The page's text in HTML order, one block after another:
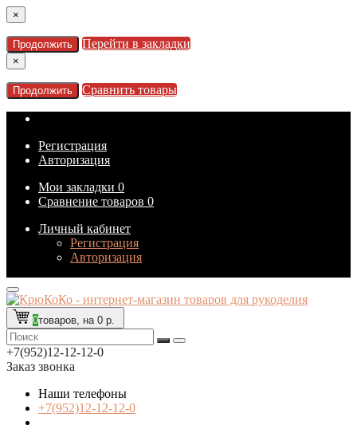
×
Продолжить Перейти в закладки
×
Продолжить Сравнить товары
Регистрация
Авторизация
Мои закладки 0
Сравнение товаров 0
Личный кабинет
Регистрация
Авторизация
0товаров, на 0 р.
+7(952)12-12-12-0
Заказ звонка
Наши телефоны
+7(952)12-12-12-0